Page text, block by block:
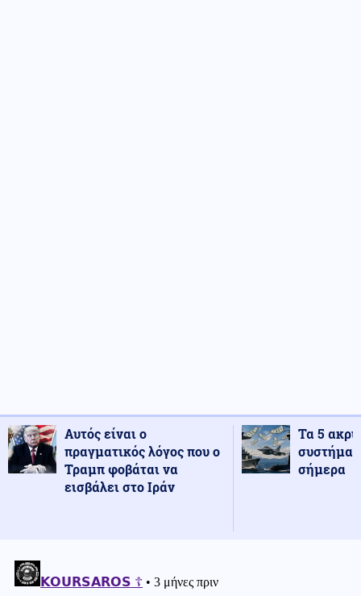
Αυτός είναι ο
πραγματικός λόγος που ο
Τραμπ φοβάται να
εισβάλει στο Ιράν
Τα 5
σήμερα